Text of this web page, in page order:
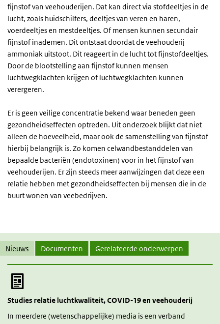
fijnstof van veehouderijen. Dat kan direct via stofdeeltjes in de
lucht, zoals huidschilfers, deeltjes van veren en haren,
voerdeeltjes en mestdeeltjes. Of mensen kunnen secundair
fijnstof inademen. Dit ontstaat doordat de veehouderij
ammoniak uitstoot. Dit reageert in de lucht tot fijnstofdeeltjes.
Door de blootstelling aan fijnstof kunnen mensen
luchtwegklachten krijgen of luchtwegklachten kunnen
verergeren.
Er is geen veilige concentratie bekend waar beneden geen
gezondheidseffecten optreden. Uit onderzoek blijkt dat niet
alleen de hoeveelheid, maar ook de samenstelling van fijnstof
hierbij belangrijk is. Zo komen celwandbestanddelen van
bepaalde bacteriën (endotoxinen) voor in het fijnstof van
veehouderijen. Er zijn steeds meer aanwijzingen dat deze een
relatie hebben met gezondheidseffecten bij mensen die in de
buurt wonen van veebedrijven.
Gerelateerde inhoud
Nieuws Documenten Gerelateerde onderwerpen
Studies relatie luchtkwaliteit, COVID-19 en veehouderij
In meerdere (wetenschappelijke) media is een verband